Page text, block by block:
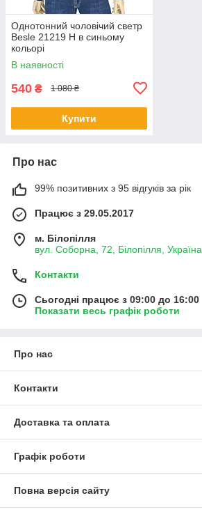
Однотонний чоловічий светр
Besle 21219 Н в синьому
кольорі
В наявності
540 ₴ 1 080 ₴
Купити
Про нас
99% позитивних з 95 відгуків за рік
Працює з 29.05.2017
м. Білопілля
вул. Соборна, 72, Білопілля, Україна
Контакти
Сьогодні працює з 09:00 до 16:00
Показати весь графік роботи
Про нас
Контакти
Доставка та оплата
Графік роботи
Повна версія сайту